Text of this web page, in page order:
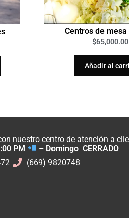
Centros de mesa
$65,000.00
Añadir al
nuestro centro de atención a
PM
– Domingo CERRADO
(669) 9820748